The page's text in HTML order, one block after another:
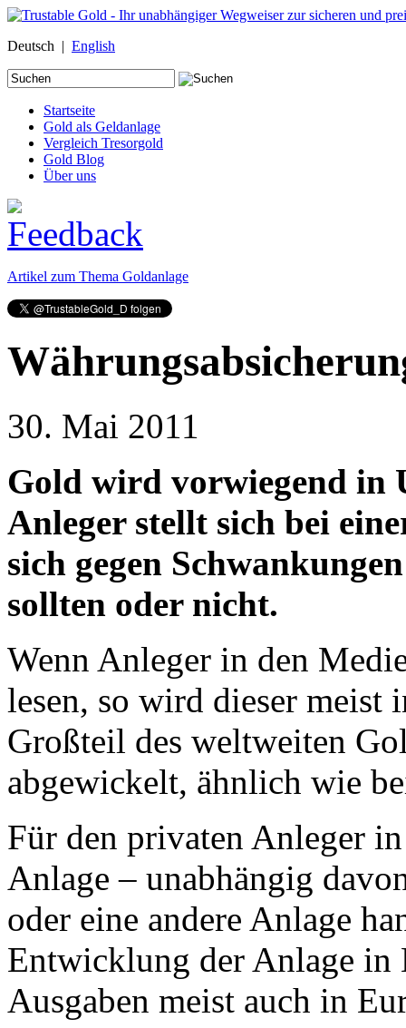
Deutsch | English
Suche
nach:
Startseite
Gold als Geldanlage
Vergleich Tresorgold
Gold Blog
Über uns
Artikel zum Thema Goldanlage
30. Mai 2011
Gold wird vorwiegend in
Anleger stellt sich bei
sich gegen
sollten oder nicht.
Wenn Anleger in den
lesen, so wird dieser meist
Großteil des weltweiten
abgewickelt, ähnlich wie
Für den privaten Anleger
Anlage – unabhängig
oder eine andere Anlage
Entwicklung der Anlage in
Ausgaben meist auch in